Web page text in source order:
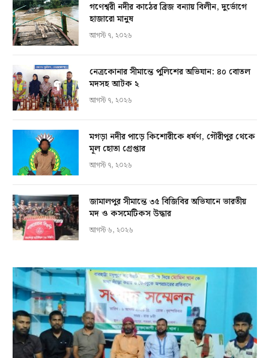
গণেশ্বরী নদীর কাঠের ব্রিজ বন্যায় বিলীন, দুর্ভোগে
হাজারো মানুষ
আগস্ট ৭, ২০২৬
নেত্রকোনার সীমান্তে পুলিশের অভিযান: ৪০ বোতল
মদসহ আটক ২
আগস্ট ৭, ২০২৬
মগড়া নদীর পাড়ে কিশোরীকে ধর্ষণ, গৌরীপুর থেকে
মূল হোতা গ্রেপ্তার
আগস্ট ৭, ২০২৬
জামালপুর সীমান্তে ৩৫ বিজিবির অভিযানে ভারতীয়
মদ ও কসমেটিকস উদ্ধার
আগস্ট ৬, ২০২৬